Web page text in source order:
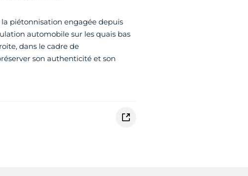
piétonnisation engagée depuis
automobile sur les quais bas
dans le cadre de
son authenticité et son